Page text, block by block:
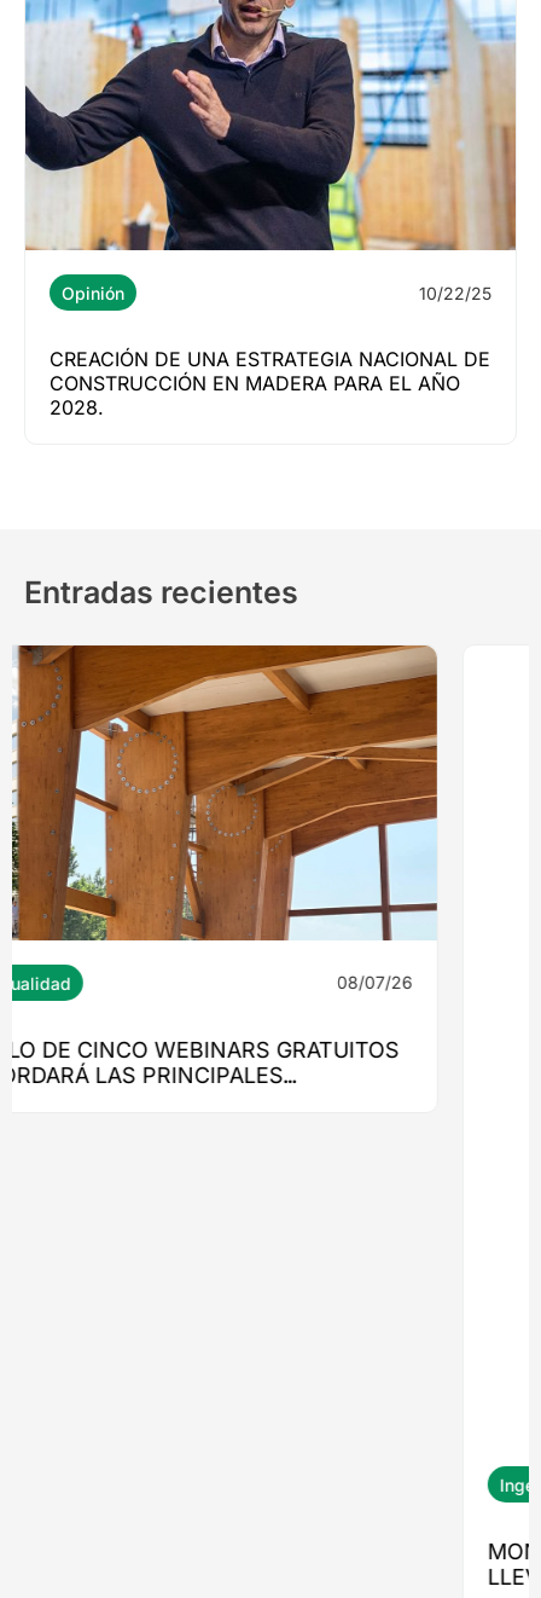
Opinión 10/22/25
CREACIÓN DE UNA ESTRATEGIA NACIONAL DE
CONSTRUCCIÓN EN MADERA PARA EL AÑO
2028.
Entradas recientes
Ingeniería
MONROY 2775: EL EDIFICIO QUE
LLEVARÁ LA MADERA ESTRUCTURAL AL